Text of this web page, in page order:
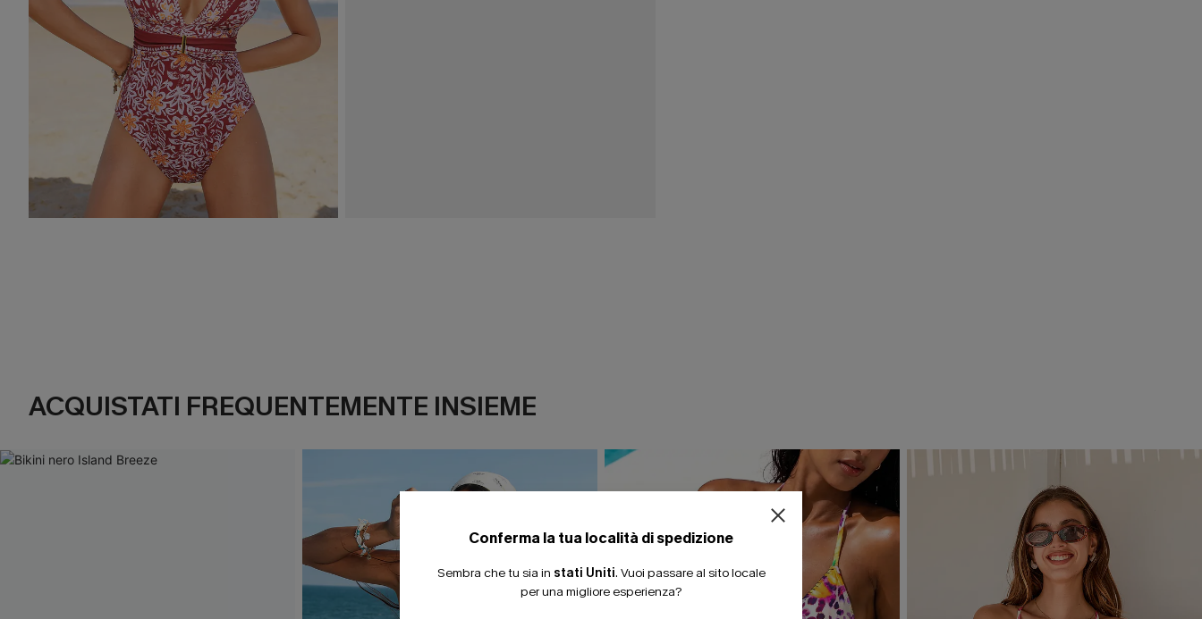
ACQUISTATI FREQUENTEMENTE INSIEME
Conferma la tua località di spedizione
Sembra che tu sia in stati Uniti. Vuoi passare al sito locale
per una migliore esperienza?
15% DI SCONTO SENZA MINIMO D'ORDINE
20% DI SCONTO SU 2 O PIÙ ARTICOLI